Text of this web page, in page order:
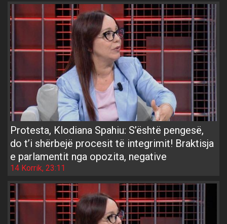
Protesta, Klodiana Spahiu: S’është pengesë,
do t’i shërbejë procesit të integrimit! Braktisja
e parlamentit nga opozita, negative
14 Korrik, 23:11